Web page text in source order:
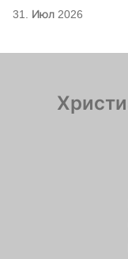
31. Июл 2026